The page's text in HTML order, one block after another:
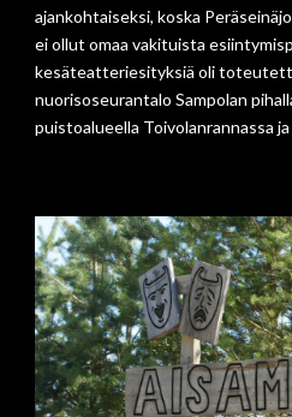
ajankohtaiseksi, koska
ei ollut omaa vakituista
kesäteatteriesityksiä oli
nuorisoseurantalo Sampolan
puistoalueella Toivolanrannassa